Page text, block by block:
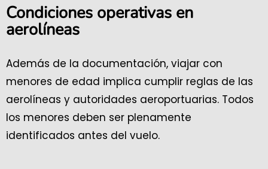
Condiciones operativas en
aerolíneas
Además de la documentación, viajar con
menores de edad implica cumplir reglas de las
aerolíneas y autoridades aeroportuarias. Todos
los menores deben ser plenamente
identificados antes del vuelo.